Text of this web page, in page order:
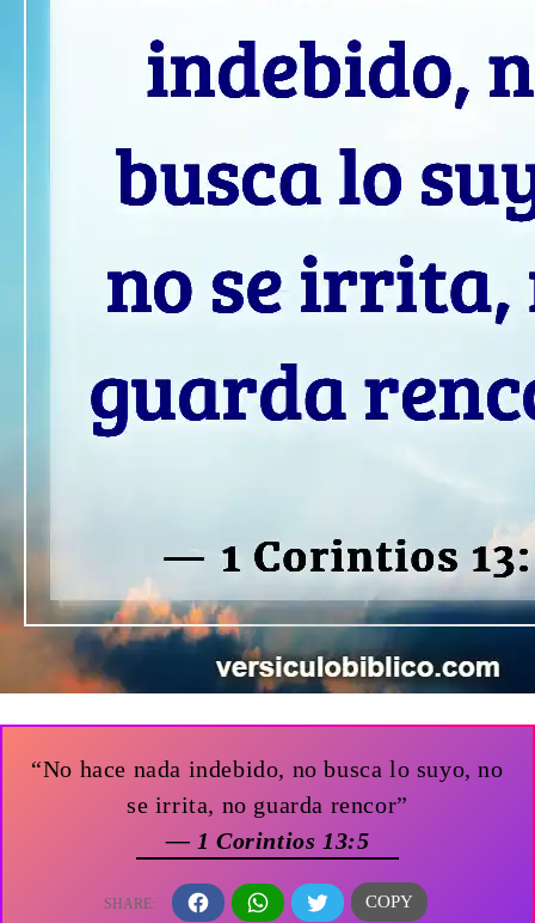
“No hace nada indebido, no busca lo suyo, no
se irrita, no guarda rencor”
— 1 Corintios 13:5